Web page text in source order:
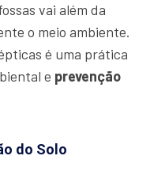
vai além da
o meio ambiente.
é uma prática
e prevenção
do Solo